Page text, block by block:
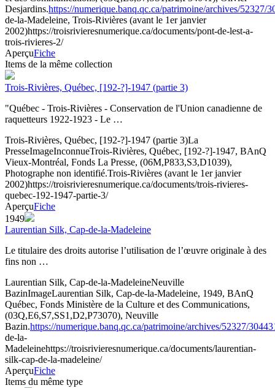
Desjardins.https://numerique.banq.qc.ca/patrimoine/archives/52327/
de-la-Madeleine, Trois-Rivières (avant le 1er janvier
2002)https://troisrivieresnumerique.ca/documents/pont-de-lest-a-
trois-rivieres-2/
AperçuFiche
Items de la même collection
Trois-Rivières, Québec, [192-?]-1947 (partie 3)
"Québec - Trois-Rivières - Conservation de l'Union canadienne de
raquetteurs 1922-1923 - Le …
Trois-Rivières, Québec, [192-?]-1947 (partie 3)La
PresseImageInconnueTrois-Rivières, Québec, [192-?]-1947, BAnQ
Vieux-Montréal, Fonds La Presse, (06M,P833,S3,D1039),
Photographe non identifié.Trois-Rivières (avant le 1er janvier
2002)https://troisrivieresnumerique.ca/documents/trois-rivieres-
quebec-192-1947-partie-3/
AperçuFiche
1949
Laurentian Silk, Cap-de-la-Madeleine
Le titulaire des droits autorise l’utilisation de l’œuvre originale à des
fins non …
Laurentian Silk, Cap-de-la-MadeleineNeuville
BazinImageLaurentian Silk, Cap-de-la-Madeleine, 1949, BAnQ
Québec, Fonds Ministère de la Culture et des Communications,
(03Q,E6,S7,SS1,D2,P73070), Neuville
Bazin.https://numerique.banq.qc.ca/patrimoine/archives/52327/
de-la-
Madeleinehttps://troisrivieresnumerique.ca/documents/laurentian-
silk-cap-de-la-madeleine/
AperçuFiche
Items du même type